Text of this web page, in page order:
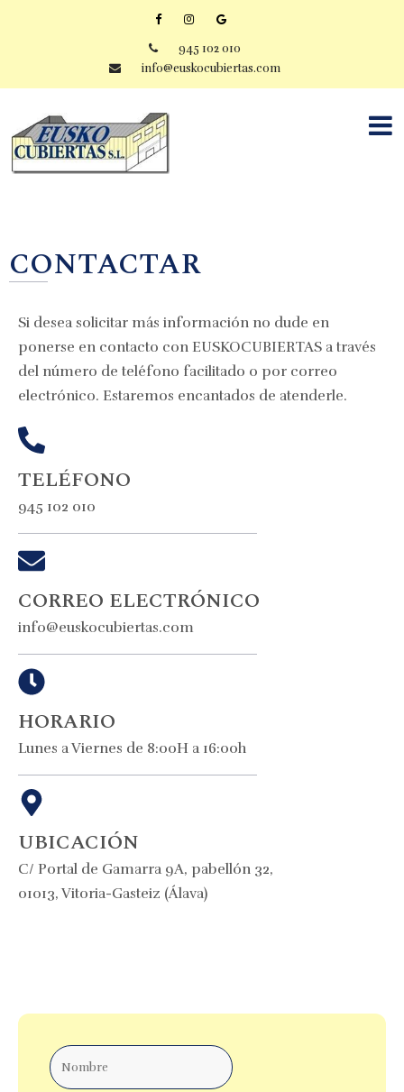
945 102 010
info@euskocubiertas.com
CONTACTAR
Si desea solicitar más información no dude en
ponerse en contacto con EUSKOCUBIERTAS a través
del número de teléfono facilitado o por correo
electrónico. Estaremos encantados de atenderle.
TELÉFONO
945 102 010
CORREO ELECTRÓNICO
info@euskocubiertas.com
HORARIO
Lunes a Viernes de 8:00H a 16:00h
UBICACIÓN
C/ Portal de Gamarra 9A, pabellón 32,
01013, Vitoria-Gasteiz (Álava)